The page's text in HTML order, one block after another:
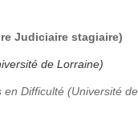
Judiciaire stagiaire)
de Lorraine)
Difficulté (Université